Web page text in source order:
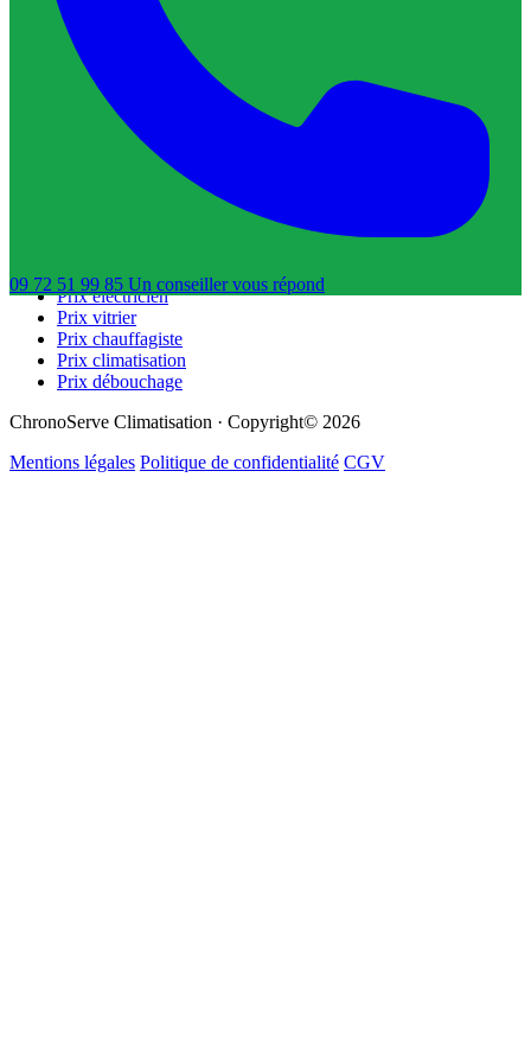
09 72 51 99 85 Un conseillervous répond
Trouver un serrurier
Trouver un électricien
Trouver un vitrier
Trouver un chauffagiste
Trouver un dératiseur
Trouver un déboucheur de canalisation
Trouver un réparateur de volets roulants
Prix serrurier
Prix électricien
Prix vitrier
Prix chauffagiste
Prix climatisation
Prix débouchage
ChronoServe Climatisation · Copyright© 2026
Mentions légales Politique de confidentialité CGV